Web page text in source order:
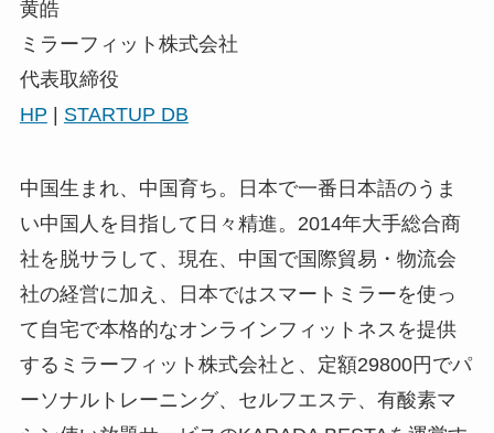
▼
黄皓
ミラーフィット株式会社
代表取締役
HP | STARTUP DB
中国生まれ、中国育ち。日本で一番日本語のうま